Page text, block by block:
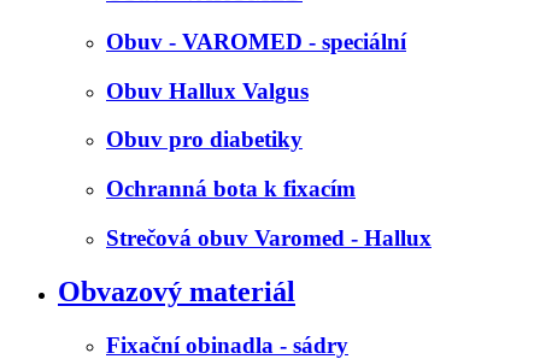
Obuv - VAROMED - speciální
Obuv Hallux Valgus
Obuv pro diabetiky
Ochranná bota k fixacím
Strečová obuv Varomed - Hallux
Obvazový materiál
Fixační obinadla - sádry